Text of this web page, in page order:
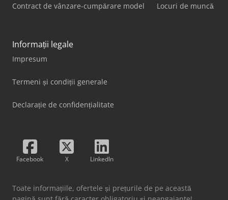
Contract de vânzare-cumpărare model Locuri de muncă
Informații legale
Impresum
Termeni și condiții generale
Declarație de confidențialitate
Facebook X LinkedIn
Toate informațiile, ofertele și prețurile de pe această